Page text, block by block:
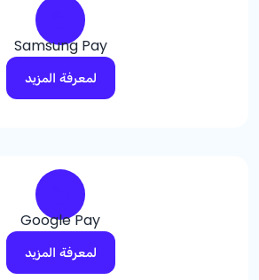
Samsung Pay
لمعرفة المزيد
Google Pay
لمعرفة المزيد